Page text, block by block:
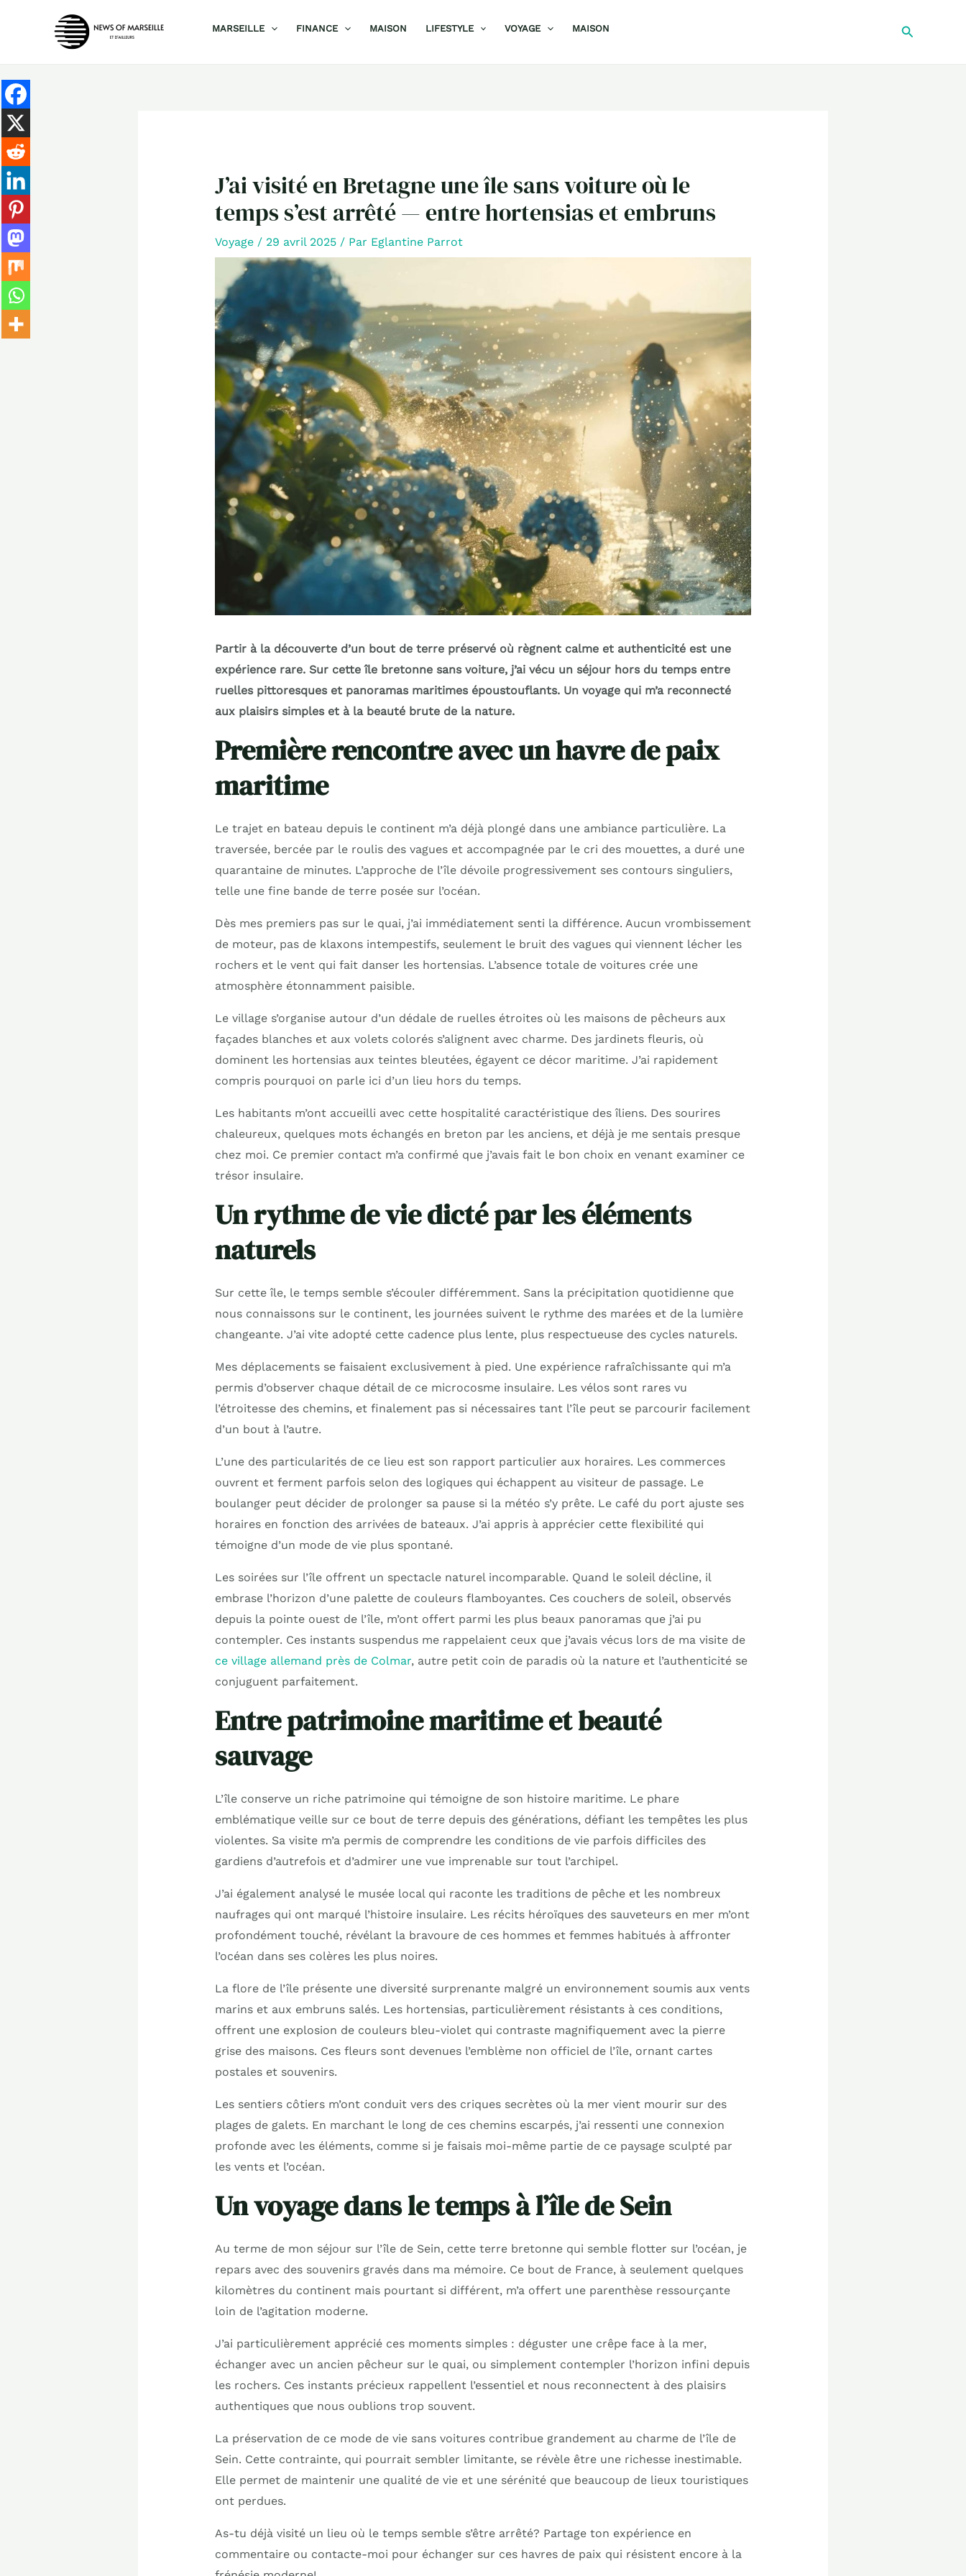
MARSEILLE FINANCE MAISON LIFESTYLE VOYAGE MAISON
J’ai visité en Bretagne une île sans voiture où le
temps s’est arrêté — entre hortensias et embruns
Voyage/ 29 avril 2025 / Par Eglantine Parrot
Partir à la découverte d’un bout de terre préservé où règnent calme et authenticité est une
expérience rare. Sur cette île bretonne sans voiture, j’ai vécu un séjour hors du temps entre
ruelles pittoresques et panoramas maritimes époustouflants. Un voyage qui m’a reconnecté
aux plaisirs simples et à la beauté brute de la nature.
Première rencontre avec un havre de paix
maritime
Le trajet en bateau depuis le continent m’a déjà plongé dans une ambiance particulière. La
traversée, bercée par le roulis des vagues et accompagnée par le cri des mouettes, a duré une
quarantaine de minutes. L’approche de l’île dévoile progressivement ses contours singuliers,
telle une fine bande de terre posée sur l’océan.
Dès mes premiers pas sur le quai, j’ai immédiatement senti la différence. Aucun vrombissement
de moteur, pas de klaxons intempestifs, seulement le bruit des vagues qui viennent lécher les
rochers et le vent qui fait danser les hortensias. L’absence totale de voitures crée une
atmosphère étonnamment paisible.
Le village s’organise autour d’un dédale de ruelles étroites où les maisons de pêcheurs aux
façades blanches et aux volets colorés s’alignent avec charme. Des jardinets fleuris, où
dominent les hortensias aux teintes bleutées, égayent ce décor maritime. J’ai rapidement
compris pourquoi on parle ici d’un lieu hors du temps.
Les habitants m’ont accueilli avec cette hospitalité caractéristique des îliens. Des sourires
chaleureux, quelques mots échangés en breton par les anciens, et déjà je me sentais presque
chez moi. Ce premier contact m’a confirmé que j’avais fait le bon choix en venant examiner ce
trésor insulaire.
Un rythme de vie dicté par les éléments
naturels
Sur cette île, le temps semble s’écouler différemment. Sans la précipitation quotidienne que
nous connaissons sur le continent, les journées suivent le rythme des marées et de la lumière
changeante. J’ai vite adopté cette cadence plus lente, plus respectueuse des cycles naturels.
Mes déplacements se faisaient exclusivement à pied. Une expérience rafraîchissante qui m’a
permis d’observer chaque détail de ce microcosme insulaire. Les vélos sont rares vu
l’étroitesse des chemins, et finalement pas si nécessaires tant l’île peut se parcourir facilement
d’un bout à l’autre.
L’une des particularités de ce lieu est son rapport particulier aux horaires. Les commerces
ouvrent et ferment parfois selon des logiques qui échappent au visiteur de passage. Le
boulanger peut décider de prolonger sa pause si la météo s’y prête. Le café du port ajuste ses
horaires en fonction des arrivées de bateaux. J’ai appris à apprécier cette flexibilité qui
témoigne d’un mode de vie plus spontané.
Les soirées sur l’île offrent un spectacle naturel incomparable. Quand le soleil décline, il
embrase l’horizon d’une palette de couleurs flamboyantes. Ces couchers de soleil, observés
depuis la pointe ouest de l’île, m’ont offert parmi les plus beaux panoramas que j’ai pu
contempler. Ces instants suspendus me rappelaient ceux que j’avais vécus lors de ma visite de
ce village allemand près de Colmar, autre petit coin de paradis où la nature et l’authenticité se
conjuguent parfaitement.
Entre patrimoine maritime et beauté
sauvage
L’île conserve un riche patrimoine qui témoigne de son histoire maritime. Le phare
emblématique veille sur ce bout de terre depuis des générations, défiant les tempêtes les plus
violentes. Sa visite m’a permis de comprendre les conditions de vie parfois difficiles des
gardiens d’autrefois et d’admirer une vue imprenable sur tout l’archipel.
J’ai également analysé le musée local qui raconte les traditions de pêche et les nombreux
naufrages qui ont marqué l’histoire insulaire. Les récits héroïques des sauveteurs en mer m’ont
profondément touché, révélant la bravoure de ces hommes et femmes habitués à affronter
l’océan dans ses colères les plus noires.
La flore de l’île présente une diversité surprenante malgré un environnement soumis aux vents
marins et aux embruns salés. Les hortensias, particulièrement résistants à ces conditions,
offrent une explosion de couleurs bleu-violet qui contraste magnifiquement avec la pierre
grise des maisons. Ces fleurs sont devenues l’emblème non officiel de l’île, ornant cartes
postales et souvenirs.
Les sentiers côtiers m’ont conduit vers des criques secrètes où la mer vient mourir sur des
plages de galets. En marchant le long de ces chemins escarpés, j’ai ressenti une connexion
profonde avec les éléments, comme si je faisais moi-même partie de ce paysage sculpté par
les vents et l’océan.
Un voyage dans le temps à l’île de Sein
Au terme de mon séjour sur l’île de Sein, cette terre bretonne qui semble flotter sur l’océan, je
repars avec des souvenirs gravés dans ma mémoire. Ce bout de France, à seulement quelques
kilomètres du continent mais pourtant si différent, m’a offert une parenthèse ressourçante
loin de l’agitation moderne.
J’ai particulièrement apprécié ces moments simples : déguster une crêpe face à la mer,
échanger avec un ancien pêcheur sur le quai, ou simplement contempler l’horizon infini depuis
les rochers. Ces instants précieux rappellent l’essentiel et nous reconnectent à des plaisirs
authentiques que nous oublions trop souvent.
La préservation de ce mode de vie sans voitures contribue grandement au charme de l’île de
Sein. Cette contrainte, qui pourrait sembler limitante, se révèle être une richesse inestimable.
Elle permet de maintenir une qualité de vie et une sérénité que beaucoup de lieux touristiques
ont perdues.
As-tu déjà visité un lieu où le temps semble s’être arrêté? Partage ton expérience en
commentaire ou contacte-moi pour échanger sur ces havres de paix qui résistent encore à la